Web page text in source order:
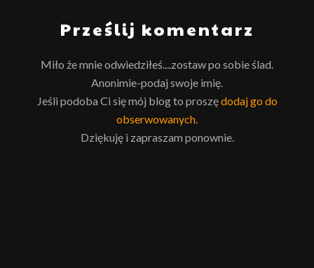
Prześlij komentarz
Miło że mnie odwiedziłeś....zostaw po sobie ślad.
Anonimie-podaj swoje imię.
Jeśli podoba Ci się mój blog to proszędodaj go do
obserwowanych
Dziękuję i zapraszam ponownie.